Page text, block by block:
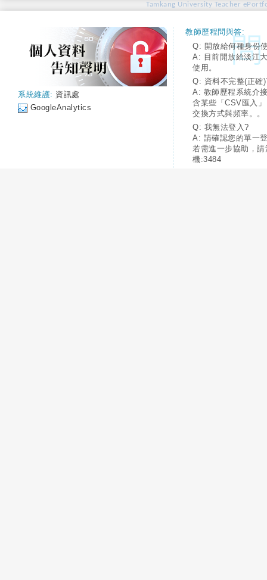
Tamkang University Teacher
系統維護: 資訊處
GoogleAnalytics
教師歷程問與答:
Q: 開放給何種身份
A: 目前開放給淡江
使用。
Q: 資料不完整(正確
A: 教師歷程系統介
含某些「CSV匯入
交換方式與頻率。。
Q: 我無法登入?
A: 請確認您的單一
若需進一步協助，
機:3484